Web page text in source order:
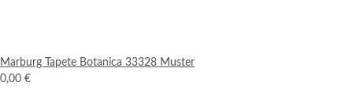
Marburg Tapete Botanica 33328 Muster
0,00 €